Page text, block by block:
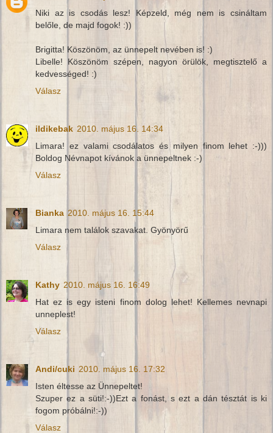
Niki az is csodás lesz! Képzeld, még nem is csináltam
belőle, de majd fogok! :))
Brigitta! Köszönöm, az ünnepelt nevében is! :)
Libelle! Köszönöm szépen, nagyon örülök, megtisztelő a
kedvességed! :)
Válasz
ildikebak 2010. május 16. 14:34
Limara! ez valami csodálatos és milyen finom lehet :-)))
Boldog Névnapot kívánok a ünnepeltnek :-)
Válasz
Bianka 2010. május 16. 15:44
Limara nem találok szavakat. Gyönyörű
Válasz
Kathy 2010. május 16. 16:49
Hat ez is egy isteni finom dolog lehet! Kellemes nevnapi
unneplest!
Válasz
Andi/cuki 2010. május 16. 17:32
Isten éltesse az Ünnepeltet!
Szuper ez a süti!:-))Ezt a fonást, s ezt a dán tésztát is ki
fogom próbálni!:-))
Válasz